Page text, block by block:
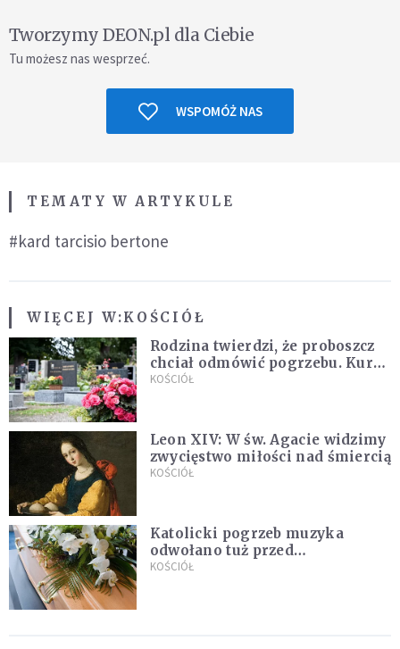
Tworzymy DEON.pl dla Ciebie
Tu możesz nas wesprzeć.
WSPOMÓŻ NAS
TEMATY W ARTYKULE
#kard tarcisio bertone
WIĘCEJ W:KOŚCIÓŁ
Rodzina twierdzi, że proboszcz
chciał odmówić pogrzebu. Kuria
zapowiada wyjaśnienia
KOŚCIÓŁ
Leon XIV: W św. Agacie widzimy
zwycięstwo miłości nad śmiercią
KOŚCIÓŁ
Katolicki pogrzeb muzyka
odwołano tuż przed
uroczystością. Powodem była
KOŚCIÓŁ